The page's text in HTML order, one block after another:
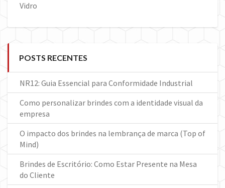
Vidro
POSTS RECENTES
NR12: Guia Essencial para Conformidade Industrial
Como personalizar brindes com a identidade visual da
empresa
O impacto dos brindes na lembrança de marca (Top of
Mind)
Brindes de Escritório: Como Estar Presente na Mesa
do Cliente